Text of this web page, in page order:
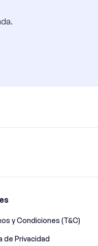
y Condiciones (T&C)
de Privacidad